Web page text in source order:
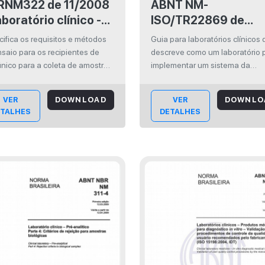
de 11/2008
clínico -
de uso
para coleta de
humano
os requisitos e métodos
para os recipientes de
para a coleta de amostras
Não especifica os requisitos
a agulhas nem a
para coleta com vácuo.
VER
DOWNLOAD
ABNT NM-
ISO/TR22869 de
02/2008 -
clínicos - Guia para
implementação da
laboratório (ISO/TR
22869:2005, IDT)
Guia para laboratórios clínicos
descreve como um laboratório
implementar um sistema da
requisitos técnicos e de gestão
específicos para a qualidade e
competência da NM ISO
15189:2007. Válido tanto para
VER
DETALHES